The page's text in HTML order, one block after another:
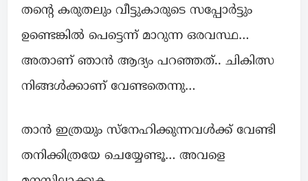
തന്റെ കരുതലും വീട്ടുകാരുടെ സപ്പോർട്ടും
ഉണ്ടെങ്കിൽ പെട്ടെന്ന് മാറുന്ന ഒരവസ്ഥ…
അതാണ് ഞാൻ ആദ്യം പറഞ്ഞത്.. ചികിത്സ
നിങ്ങൾക്കാണ് വേണ്ടതെന്നു…
താൻ ഇത്രയും സ്നേഹിക്കുന്നവൾക്ക് വേണ്ടി
തനിക്കിത്രയേ ചെയ്യേണ്ടൂ… അവളെ